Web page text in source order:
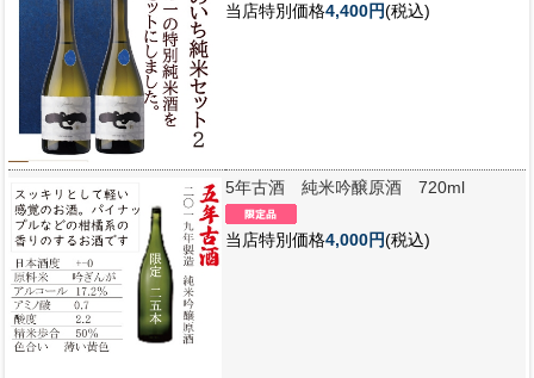
当店特別価格4,400円(税込)
5年古酒 純米吟醸原酒 720ml
当店特別価格4,000円(税込)